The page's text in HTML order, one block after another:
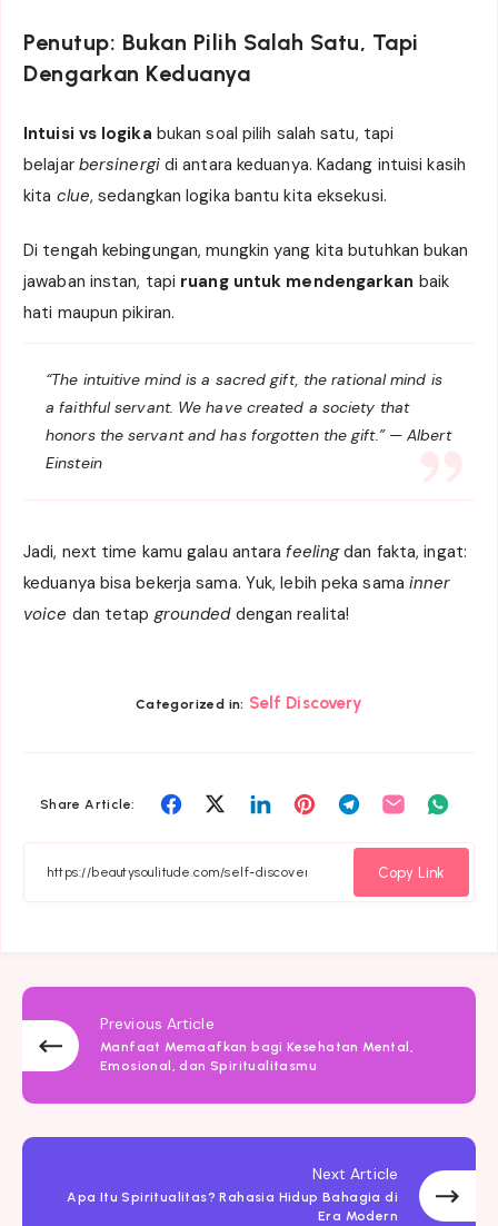
Penutup: Bukan Pilih Salah Satu, Tapi
Dengarkan Keduanya
Intuisi vs logika bukan soal pilih salah satu, tapi
belajar bersinergidi antara keduanya. Kadang intuisi kasih
kita clue, sedangkan logika bantu kita eksekusi.
Di tengah kebingungan, mungkin yang kita butuhkan bukan
jawaban instan, tapi ruang untuk mendengarkan baik
hati maupun pikiran.
“The intuitive mind is a sacred gift, the rational mind is
a faithful servant. We have created a society that
honors the servant and has forgotten the gift.” — Albert
Einstein
Jadi, next time kamu galau antara feelingdan fakta, ingat:
keduanya bisa bekerja sama. Yuk, lebih peka sama inner
voice dan tetap groundeddengan realita!
Categorized in: Self Discovery
Share Article:
Share
Facebook
Share
Twitter
Share
Linkedin
Share
Pinterest
Share
Telegram
Share
Email
Copy Link
Previous Article
Manfaat Memaafkan bagi Kesehatan Mental,
Emosional, dan Spiritualitasmu
Next Article
Apa Itu Spiritualitas? Rahasia Hidup Bahagia di
Era Modern